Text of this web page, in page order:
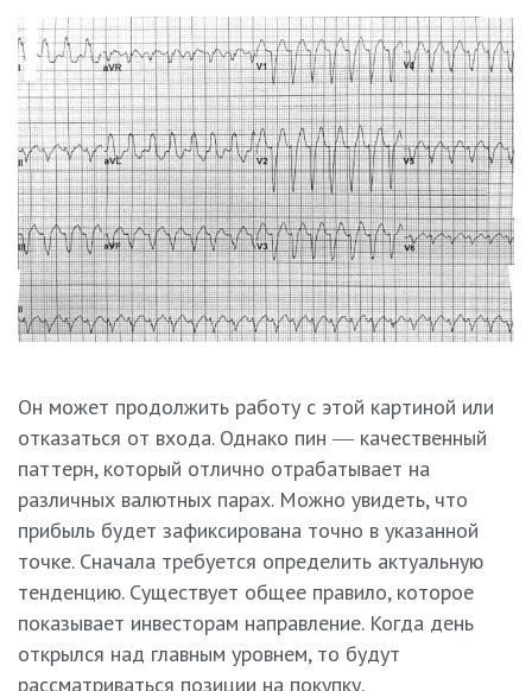
Он может продолжить работу с этой картиной или
отказаться от входа. Однако пин ― качественный
паттерн, который отлично отрабатывает на
различных валютных парах. Можно увидеть, что
прибыль будет зафиксирована точно в указанной
точке. Сначала требуется определить актуальную
тенденцию. Существует общее правило, которое
показывает инвесторам направление. Когда день
открылся над главным уровнем, то будут
рассматриваться позиции на покупку.